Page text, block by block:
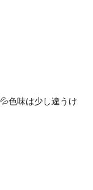
色味は少し違うけ